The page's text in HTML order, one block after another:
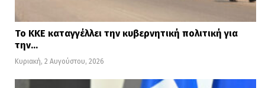
Το ΚΚΕ καταγγέλλει την κυβερνητική πολιτική για
την…
Κυριακή, 2 Αυγούστου, 2026